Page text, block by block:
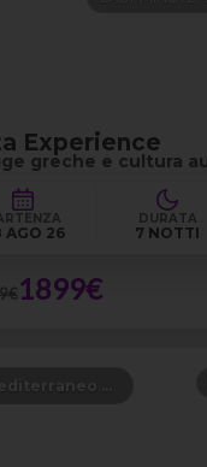
Experience
greche e cultura
AGO 26
DURATA
7 NOTTI
1899€
Orientale